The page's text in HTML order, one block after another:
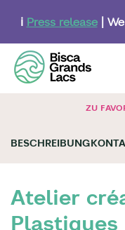
content
ℹ️ Press release| We
ZU
BESCHREIBUNG
Atelier
Plastiques